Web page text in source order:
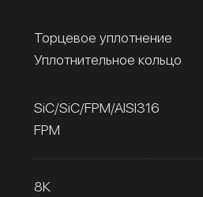
Торцевое уплотнение
Уплотнительное кольцо
SiC/SiC/FPM/AISI316
FPM
8К